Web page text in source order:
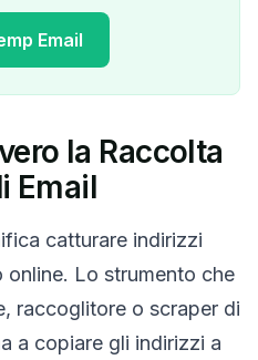
Email
email
QR
la Raccolta
Email
catturare indirizzi
online. Lo strumento che
raccoglitore o scraper di
a copiare gli indirizzi a